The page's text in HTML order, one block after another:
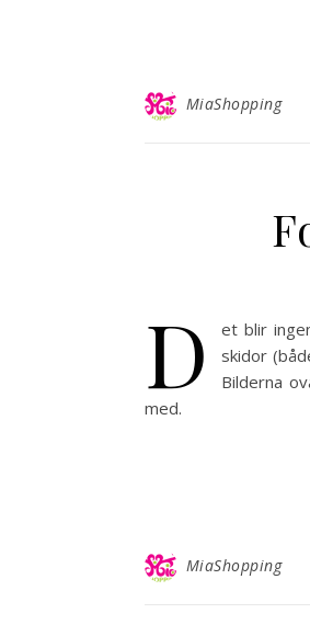
MiaShopping
D
et blir
skidor
Bilderna
med.
MiaShopping